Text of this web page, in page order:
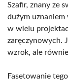
Szafir, znany ze
dużym
w wielu
zaręczynowych.
wzrok, ale
Fasetowanie